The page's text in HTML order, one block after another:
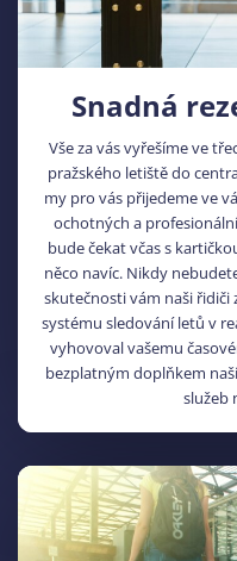
Snadná
Vše za vás vyřešíme ve
pražského letiště do
my pro vás přijedeme ve
ochotných a
bude čekat včas s
něco navíc. Nikdy
skutečnosti vám naši řidiči
systému sledování letů v
vyhovoval vašemu
bezplatným doplňkem
služeb